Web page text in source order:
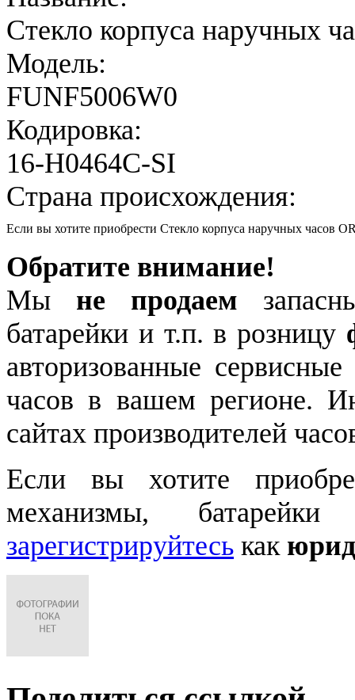
Стекло корпуса наручных
Модель:
FUNF5006W0
Кодировка:
16-H0464C-SI
Страна происхождения:
Если вы хотите приобрести Стекло корпуса наручных часов
Обратите внимание!
Мы не продаем
батарейки и т.п. в розницу
авторизованные
часов в вашем регионе.
сайтах производителей
Если вы хотите
механизмы,
зарегистрируйтесь как